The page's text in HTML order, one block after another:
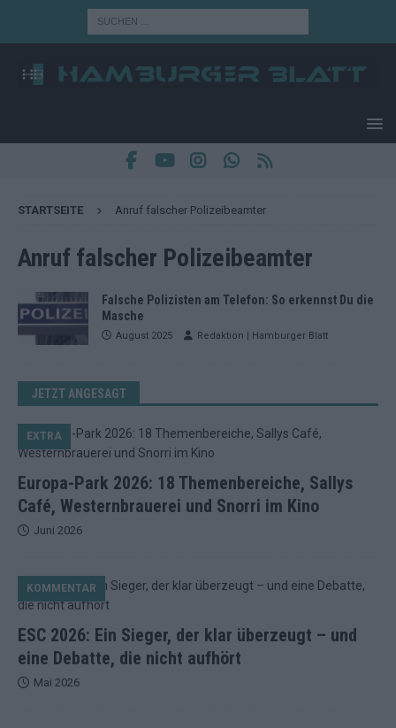
STARTSEITE Anruf falscher Polizeibeamter
Anruf falscher Polizeibeamter
Falsche Polizisten am Telefon: So erkennst Du die
Masche
August 2025 Redaktion | Hamburger Blatt
JETZT ANGESAGT
Europa-Park 2026: 18 Themenbereiche, Sallys
Café, Westernbrauerei und Snorri im Kino
EXTRA
Juni 2026
ESC 2026: Ein Sieger, der klar überzeugt – und
eine Debatte, die nicht aufhört
KOMMENTAR
Mai 2026